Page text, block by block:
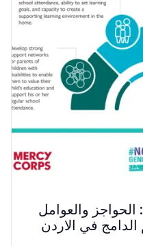
الحواجز والعوامل
الدامج في الاردن